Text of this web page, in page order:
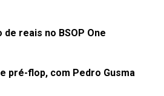
de reais no BSOP One
pré-flop, com Pedro Gusma